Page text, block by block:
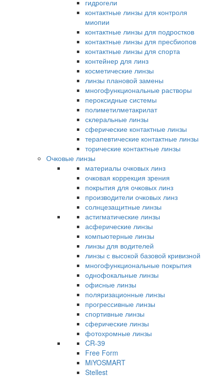
гидрогели
контактные линзы для контроля
миопии
контактные линзы для подростков
контактные линзы для пресбиопов
контактные линзы для спорта
контейнер для линз
косметические линзы
линзы плановой замены
многофункциональные растворы
пероксидные системы
полиметилметакрилат
склеральные линзы
сферические контактные линзы
терапевтические контактные линзы
торические контактные линзы
Очковые линзы
материалы очковых линз
очковая коррекция зрения
покрытия для очковых линз
производители очковых линз
солнцезащитные линзы
астигматические линзы
асферические линзы
компьютерные линзы
линзы для водителей
линзы с высокой базовой кривизной
многофункциональные покрытия
однофокальные линзы
офисные линзы
поляризационные линзы
прогрессивные линзы
спортивные линзы
сферические линзы
фотохромные линзы
CR-39
Free Form
MiYOSMART
Stellest